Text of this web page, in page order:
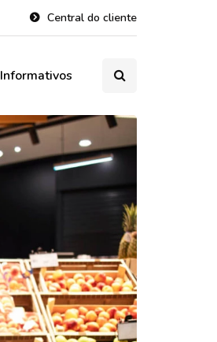
Central do cliente
Informativos